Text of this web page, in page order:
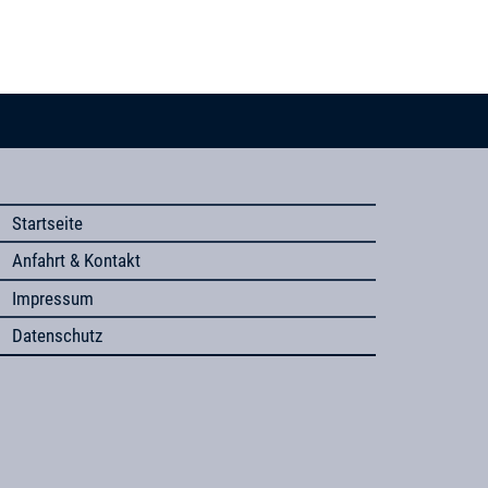
Startseite
Anfahrt & Kontakt
Impressum
Datenschutz